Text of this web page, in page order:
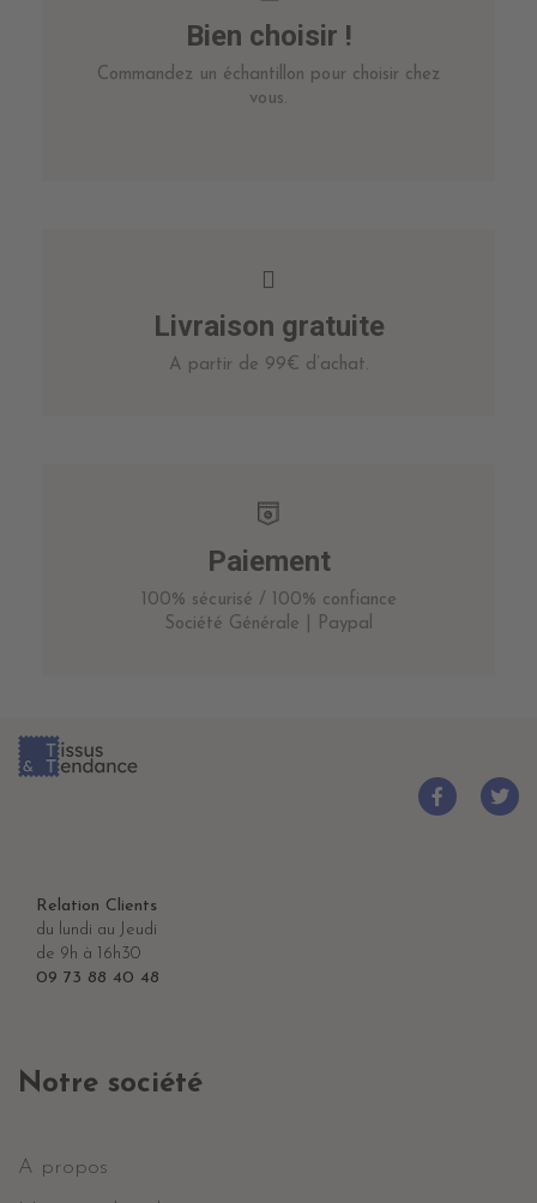
Bien choisir !
Commandez un échantillon pour choisir chez
vous.
Livraison gratuite
A partir de 99€ d’achat.
Paiement
100% sécurisé / 100% confiance
Société Générale | Paypal
Relation Clients
du lundi au Jeudi
de 9h à 16h30
09 73 88 40 48
Notre société
A propos